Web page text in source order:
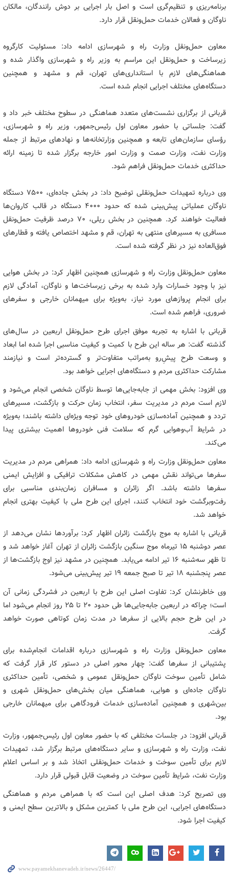
برنامه‌ریزی و تنظیم‌گری است و اصل بار اجرایی بر دوش رانندگان، مالکان
ناوگان و فعالان خدمات حمل‌ونقل قرار دارد.
معاون حمل‌ونقل وزارت راه و شهرسازی ادامه داد: مسئولیت کارگروه
زیرساخت و حمل‌ونقل این مراسم به وزیر راه و شهرسازی واگذار شده و
هماهنگی‌های لازم با استانداری‌های تهران، قم و مشهد و همچنین
دستگاه‌های مختلف اجرایی انجام شده است.
قربانی از برگزاری نشست‌های متعدد هماهنگی در سطوح مختلف خبر داد و
گفت: جلساتی با حضور معاون اول رئیس‌جمهور، وزیر راه و شهرسازی،
رؤسای سازمان‌های تابعه و همچنین وزارتخانه‌ها و نهادهای مرتبط از جمله
وزارت نفت، وزارت صمت و وزارت امور خارجه برگزار شده تا زمینه ارائه
حداکثری خدمات حمل‌ونقل فراهم شود.
وی درباره تمهیدات حمل‌ونقلی توضیح داد: در بخش جاده‌ای، ۷۵۰۰ دستگاه
ناوگان عملیاتی پیش‌بینی شده که حدود ۴۰۰۰ دستگاه در قالب کاروان‌ها
فعالیت خواهند کرد. همچنین در بخش ریلی، ۷۰ درصد ظرفیت حمل‌ونقل
مسافری به مسیرهای منتهی به تهران، قم و مشهد اختصاص یافته و قطارهای
فوق‌العاده نیز در نظر گرفته شده است.
معاون حمل‌ونقل وزارت راه و شهرسازی همچنین اظهار کرد: در بخش هوایی
نیز با وجود خسارات وارد شده به برخی زیرساخت‌ها و ناوگان، آمادگی لازم
برای انجام پروازهای مورد نیاز، به‌ویژه برای میهمانان خارجی و سفرهای
ضروری، فراهم شده است.
قربانی با اشاره به تجربه موفق اجرای طرح حمل‌ونقل اربعین در سال‌های
گذشته گفت: هر ساله این طرح با کمیت و کیفیت مناسبی اجرا شده اما ابعاد
و وسعت طرح پیشِ‌رو به‌مراتب متفاوت‌تر و گسترده‌تر است و نیازمند
مشارکت حداکثری مردم و دستگاه‌های اجرایی خواهد بود.
وی افزود: بخش مهمی از جابه‌جایی‌ها توسط ناوگان شخصی انجام می‌شود و
لازم است مردم در مدیریت سفر، انتخاب زمان حرکت و بازگشت، مسیرهای
تردد و همچنین آماده‌سازی خودروهای خود توجه ویژه‌ای داشته باشند؛ به‌ویژه
در شرایط آب‌وهوایی گرم که سلامت فنی خودروها اهمیت بیشتری پیدا
می‌کند.
معاون حمل‌ونقل وزارت راه و شهرسازی ادامه داد: همراهی مردم در مدیریت
سفرها می‌تواند نقش مهمی در کاهش مشکلات ترافیکی و افزایش ایمنی
سفرها داشته باشد. اگر زائران و مسافران زمان‌بندی مناسبی برای
رفت‌وبرگشت خود انتخاب کنند، اجرای این طرح ملی با کیفیت بهتری انجام
خواهد شد.
قربانی با اشاره به موج بازگشت زائران اظهار کرد: برآوردها نشان می‌دهد از
عصر دوشنبه ۱۵ تیرماه موج سنگین بازگشت زائران از تهران آغاز خواهد شد و
تا ظهر سه‌شنبه ۱۶ تیر ادامه می‌یابد. همچنین در مشهد نیز اوج بازگشت‌ها از
عصر پنجشنبه ۱۸ تیر تا صبح جمعه ۱۹ تیر پیش‌بینی می‌شود.
وی خاطرنشان کرد: تفاوت اصلی این طرح با اربعین در فشردگی زمانی آن
است؛ چراکه در اربعین جابه‌جایی‌ها طی حدود ۲۰ تا ۲۵ روز انجام می‌شود اما
در این طرح حجم بالایی از سفرها در مدت زمان کوتاهی صورت خواهد
گرفت.
معاون حمل‌ونقل وزارت راه و شهرسازی درباره اقدامات انجام‌شده برای
پشتیبانی از سفرها گفت: چهار محور اصلی در دستور کار قرار گرفت که
شامل تأمین سوخت ناوگان حمل‌ونقل عمومی و شخصی، تأمین حداکثری
ناوگان جاده‌ای و هوایی، هماهنگی میان بخش‌های حمل‌ونقل شهری و
بین‌شهری و همچنین آماده‌سازی خدمات فرودگاهی برای میهمانان خارجی
بود.
قربانی افزود: در جلسات مختلفی که با حضور معاون اول رئیس‌جمهور، وزارت
نفت، وزارت راه و شهرسازی و سایر دستگاه‌های مرتبط برگزار شد، تمهیدات
لازم برای تأمین سوخت و خدمات حمل‌ونقلی اتخاذ شد و بر اساس اعلام
وزارت نفت، شرایط تأمین سوخت در وضعیت قابل قبولی قرار دارد.
وی تصریح کرد: هدف اصلی این است که با همراهی مردم و هماهنگی
دستگاه‌های اجرایی، این طرح ملی با کمترین مشکل و بالاترین سطح ایمنی و
کیفیت اجرا شود.